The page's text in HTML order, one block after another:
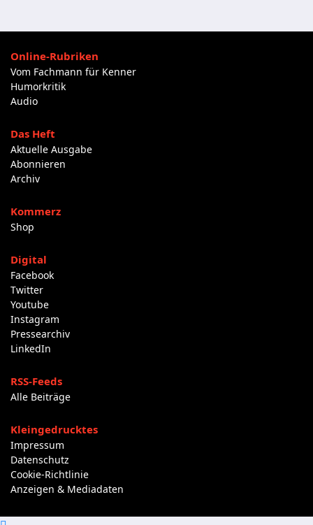
Online-Rubriken
Vom Fachmann für Kenner
Humorkritik
Audio
Das Heft
Aktuelle Ausgabe
Abonnieren
Archiv
Kommerz
Shop
Digital
Facebook
Twitter
Youtube
Instagram
Pressearchiv
LinkedIn
RSS-Feeds
Alle Beiträge
Kleingedrucktes
Impressum
Datenschutz
Cookie-Richtlinie
Anzeigen & Mediadaten